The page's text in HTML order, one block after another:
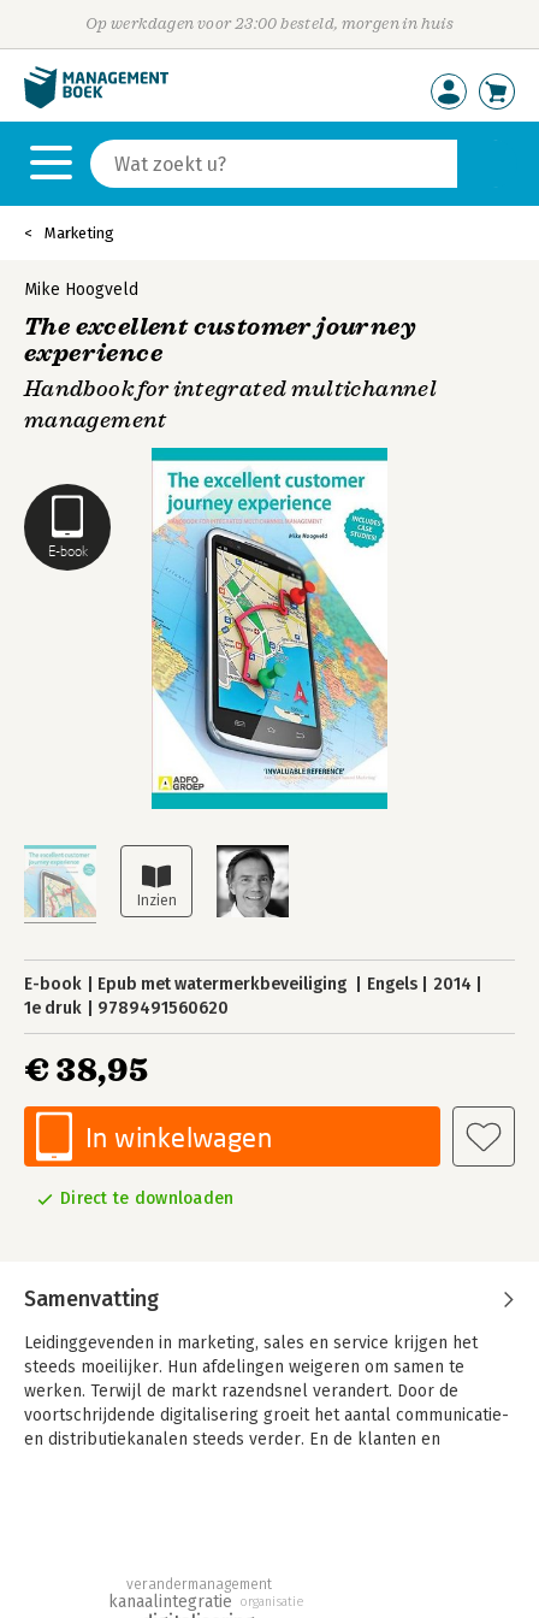
Op werkdagen voor 23:00 besteld, morgen in huis
Marketing
E-book
Mike Hoogveld
The excellent customer journey
experience
Handbook for integrated multichannel
management
E-book Epub met watermerkbeveiliging Engels
2014
1e druk
9789491560620
€ 38,95
In winkelwagen
Direct te downloaden
Samenvatting
Leidinggevenden in marketing, sales en service krijgen het
steeds moeilijker. Hun afdelingen weigeren om samen te
werken. Terwijl de markt razendsnel verandert. Door de
voortschrijdende digitalisering groeit het aantal communicatie-
en distributiekanalen steeds verder. En de klanten en
De enige oplossing is het implementeren van een
geïntegreerde multichannel aanpak waarbij de strategie,
kanaalintegratie
verandermanagement
organisatie